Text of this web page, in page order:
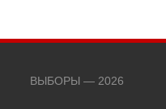
ВЫБОРЫ — 2026